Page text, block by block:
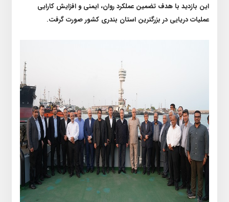
این بازدید با هدف تضمین عملکرد روان، ایمنی و افزایش کارایی
عملیات دریایی در بزرگترین استان بندری کشور صورت گرفت.